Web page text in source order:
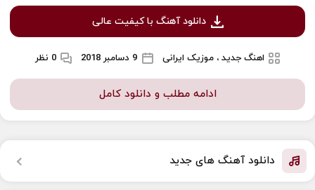
دانلود آهنگ با کیفیت عالی
اهنگ جدید ، موزیک ایرانی 9 دسامبر 2018 0 نظر
ادامه مطلب و دانلود کامل
دانلود آهنگ های جدید